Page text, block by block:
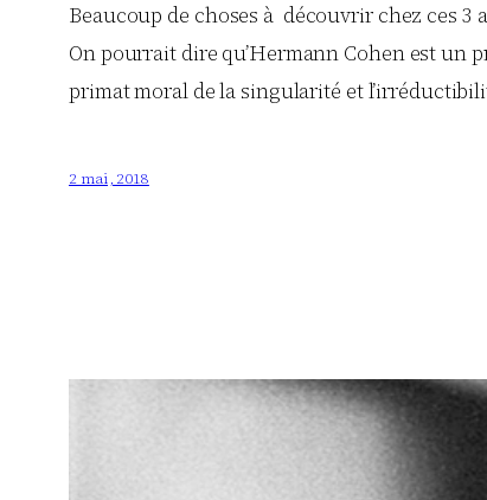
Beaucoup de choses à découvrir chez ces
On pourrait dire qu’Hermann Cohen est un
primat moral de la singularité et
2 mai, 2018